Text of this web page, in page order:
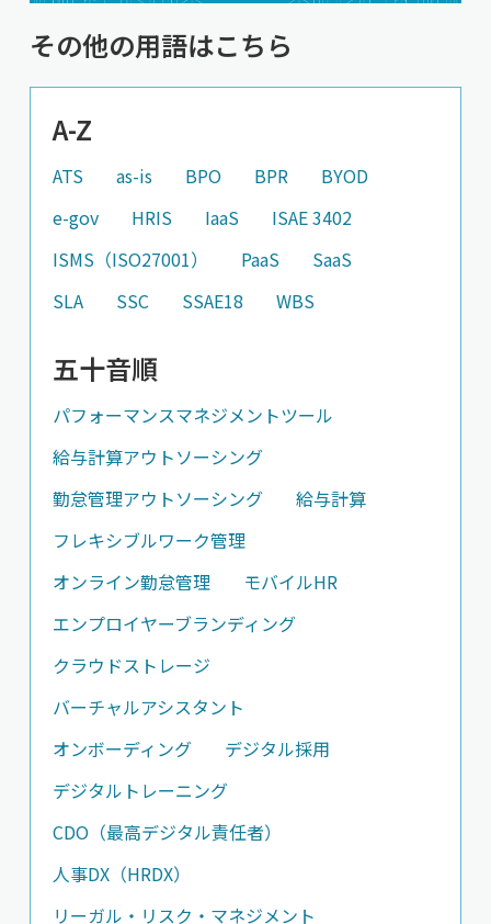
その他の用語はこちら
A-Z
ATS as-is BPO BPR
BYOD
e-gov
HRIS IaaS
ISAE 3402
ISMS（ISO27001）
PaaS
SaaS
SLA
SSC SSAE18 WBS
五十音順
パフォーマンスマネジメントツール
給与計算アウトソーシング
勤怠管理アウトソーシング
給与計算
フレキシブルワーク管理
オンライン勤怠管理
モバイルHR
エンプロイヤーブランディング
クラウドストレージ
バーチャルアシスタント
オンボーディング
デジタル採用
デジタルトレーニング
CDO（最高デジタル責任者）
人事DX（HRDX）
リーガル・リスク・マネジメント